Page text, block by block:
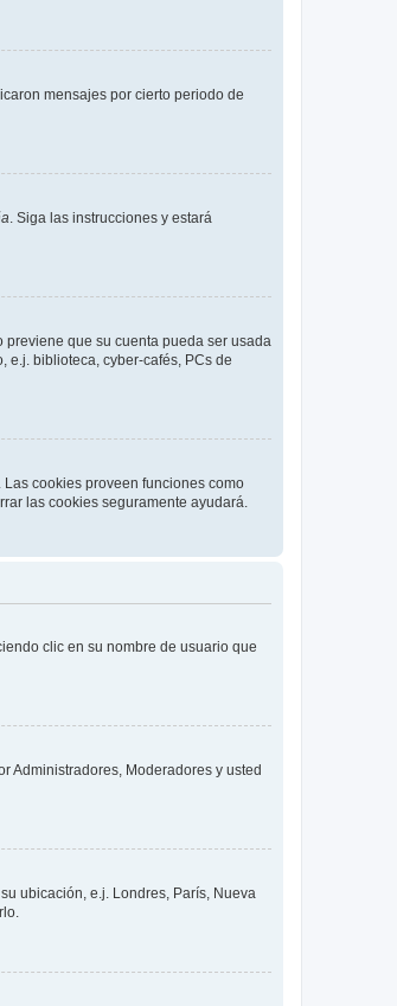
mensajes por cierto periodo de
. Siga las instrucciones y estará
que su cuenta pueda ser usada
e.j. biblioteca, cyber-cafés, PCs de
cookies proveen funciones como
las cookies seguramente ayudará.
clic en su nombre de usuario que
Administradores, Moderadores y usted
ubicación, e.j. Londres, París, Nueva